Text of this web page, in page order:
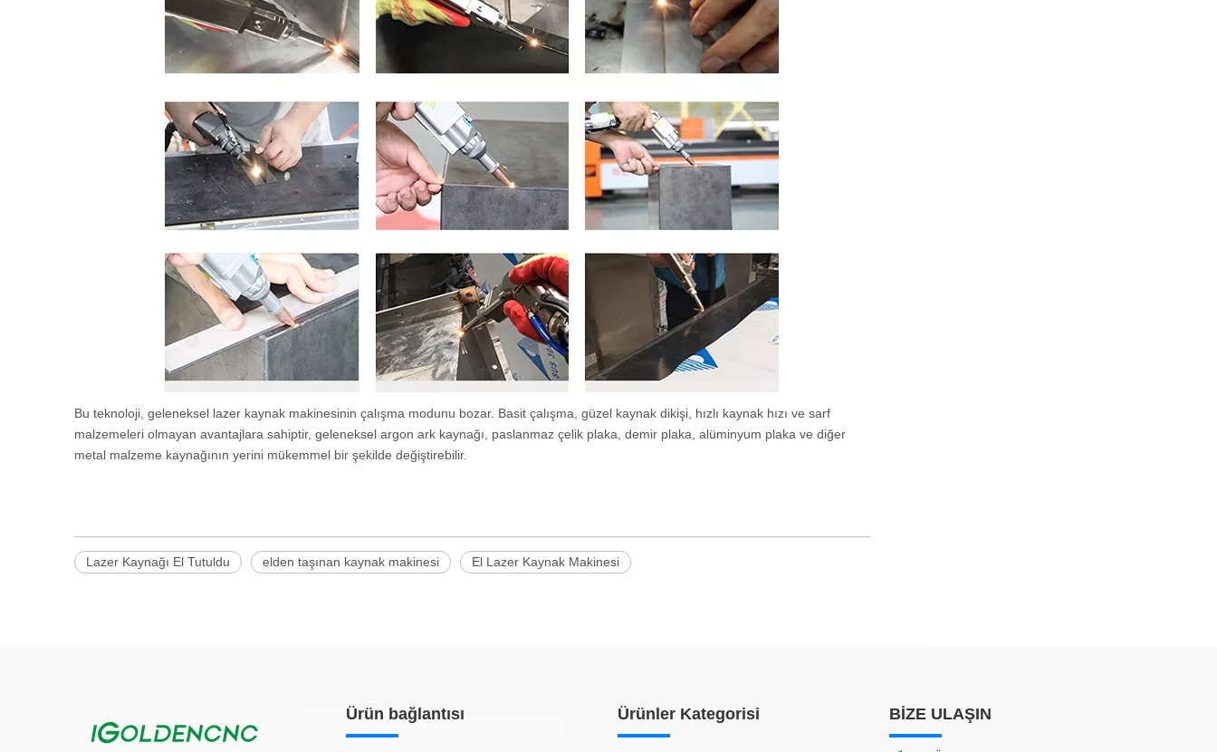
Bu teknoloji, geleneksel lazer kaynak makinesinin çalışma modunu bozar. Basit çalışma, güzel kaynak dikişi, hızlı kaynak hızı ve sarf
malzemeleri olmayan avantajlara sahiptir, geleneksel argon ark kaynağı, paslanmaz çelik plaka, demir plaka, alüminyum plaka ve diğer
metal malzeme kaynağının yerini mükemmel bir şekilde değiştirebilir.
Lazer Kaynağı El Tutuldu elden taşınan kaynak makinesi El Lazer Kaynak Makinesi
Ürün bağlantısı Ürünler Kategorisi BİZE ULAŞIN